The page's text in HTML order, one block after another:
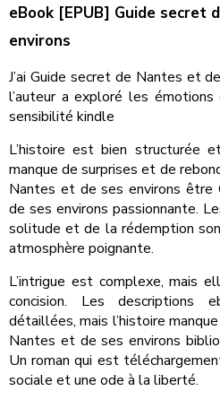
eBook [EPUB] Guide secret
environs
J’ai Guide secret de Nantes et
l’auteur a exploré les émotions
sensibilité kindle
L’histoire est bien structurée
manque de surprises et de
Nantes et de ses environs
de ses environs passionnante.
solitude et de la rédemption
atmosphère poignante.
L’intrigue est complexe, mais
concision. Les descriptions
détaillées, mais l’histoire
Nantes et de ses environs
Un roman qui est
sociale et une ode à la liberté.